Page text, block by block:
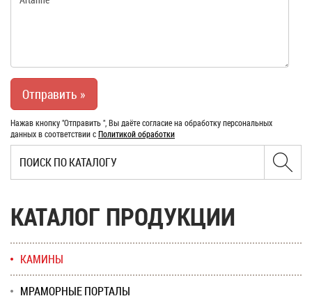
Нажав кнопку "Отправить ", Вы даёте согласие на обработку персональных
данных в соответствии сПолитикой обработки
КАТАЛОГ ПРОДУКЦИИ
КАМИНЫ
МРАМОРНЫЕ ПОРТАЛЫ